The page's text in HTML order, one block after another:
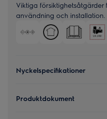
Viktiga försiktighetsåtgärder
användning och installation.
Nyckelspecifikationer
Produktdokument